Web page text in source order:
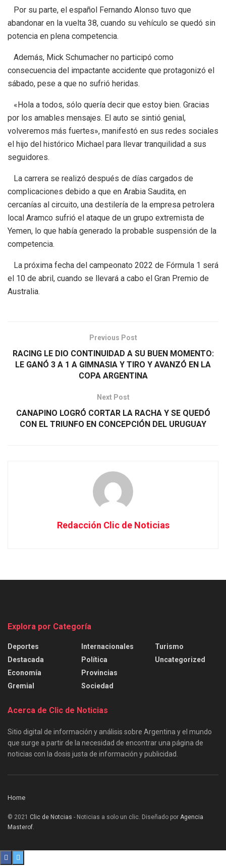
Por su parte, el español Fernando Alonso tuvo que
abandonar en la vuelta 38, cuando su vehículo se quedó sin
potencia en plena competencia.
Además, Mick Schumacher no participó como
consecuencia del impactante accidente que protagonizó el
sábado, pese a que no sufrió heridas.
«Hola a todos, sólo quería decir que estoy bien. Gracias
por los amables mensajes. El auto se sintió genial,
volveremos más fuertes», manifestó en sus redes sociales
el hijo del histórico Michael para llevar tranquilidad a sus
seguidores.
La carrera se realizó después de días cargados de
complicaciones debido a que en Arabia Saudita, en
cercanías al circuito, una destilería de la empresa petrolera
local Aramco sufrió el ataque de un grupo extremista de
Yemen, lo que había generado la probable suspensión de la
competencia.
La próxima fecha del campeonato 2022 de Fórmula 1 será
el 10 de abril, cuando se llevará a cabo el Gran Premio de
Australia.
Previous Post
RACING LE DIO CONTINUIDAD A SU BUEN MOMENTO:
LE GANÓ 3 A 1 A GIMNASIA Y TIRO Y AVANZÓ EN LA
COPA ARGENTINA
Next Post
CANAPINO LOGRÓ CORTAR LA RACHA Y SE QUEDÓ
CON EL TRIUNFO EN CONCEPCIÓN DEL URUGUAY
Redacción Clic de Noticias
Explora por Categoría
Deportes
Destacada
Economía
Gremial
Internacionales
Política
Provincias
Sociedad
Turismo
Uncategorized
Acerca de Clic de Noticias
Sitio digital de información y análisis sobre Argentina y el mundo
que surge a partir de la necesidad de encontrar una página de
noticias con la dosis justa de información y publicidad.
Home
© 2021 Clic de Notcias - Noticias a solo un clic. Diseñado por Agencia
Masterof.